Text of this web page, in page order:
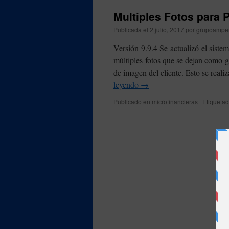
Multiples Fotos para
Publicada el 2 julio, 2017 por
Versión 9.9.4 Se actualizó el
múltiples fotos que se dejan como
de imagen del cliente. Esto se
leyendo →
Publicado en microfinancieras |